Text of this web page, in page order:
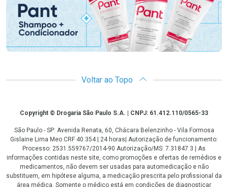
Voltar ao Topo
CopyrightCopyright © Drogaria São Paulo S.A. | CNPJ: 61.412.110/0565-33
São Paulo - SP: Avenida Renata, 60, Chácara Belenzinho - Vila Formosa
Gislaine Lima Meo CRF 40.354 | 24 horas| Autorização de funcionamento:
Processo: 2531.559767/2014-90 Autorização/MS: 7.31847.3 | As
informações contidas neste site, como promoções e ofertas de remédios e
medicamentos, não devem ser usadas para automedicação e não
substituem, em hipótese alguma, a medicação prescrita pelo profissional da
área médica. Somente o médico está em condições de diagnosticar